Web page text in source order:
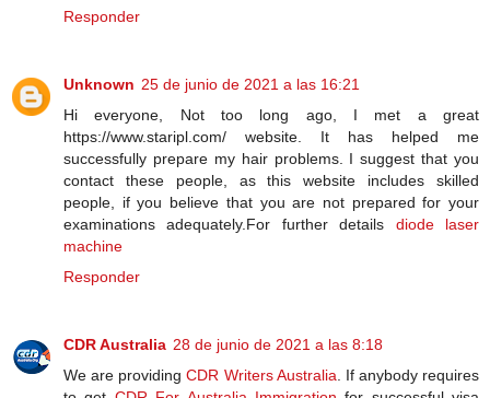
Responder
Unknown 25 de junio de 2021 a las 16:21
Hi everyone, Not too long ago, I met a great
https://www.staripl.com/ website. It has helped me
successfully prepare my hair problems. I suggest that you
contact these people, as this website includes skilled
people, if you believe that you are not prepared for your
examinations adequately.For further details diode laser
machine
Responder
CDR Australia 28 de junio de 2021 a las 8:18
We are providingCDR Writers Australia. If anybody requires